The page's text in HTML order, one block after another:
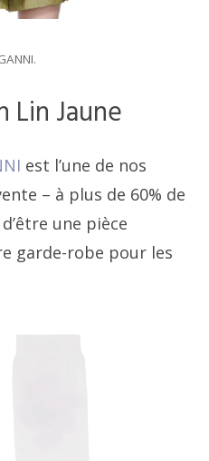
Lin Jaune
est l’une de nos
– à plus de 60% de
une pièce
garde-robe pour les